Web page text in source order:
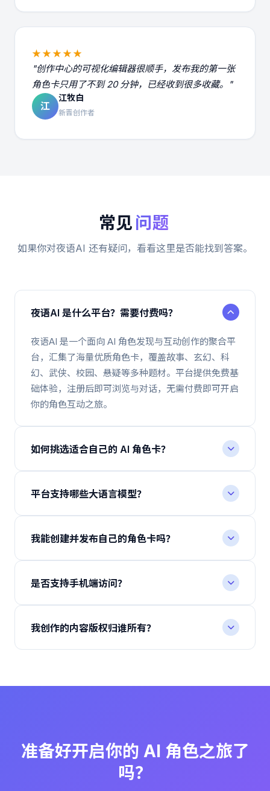
★★★★★
"创作中心的可视化编辑器很顺手，发布我的第一张
角色卡只用了不到 20 分钟，已经收到很多收藏。"
江
江牧白
新晋创作者
常见 问题
如果你对夜语AI 还有疑问，看看这里是否能找到答案。
夜语AI 是什么平台？需要付费吗？
夜语AI 是一个面向 AI 角色发现与互动创作的聚合平
台，汇集了海量优质角色卡，覆盖故事、玄幻、科
幻、武侠、校园、悬疑等多种题材。平台提供免费基
础体验，注册后即可浏览与对话，无需付费即可开启
你的角色互动之旅。
如何挑选适合自己的 AI 角色卡？
的题材分区（玄幻 / 校园 / 科幻 / 悬疑 等）进行筛
平台支持哪些大语言模型？
设定、对话场景与上下文长度自动匹配最合适的引
我能创建并发布自己的角色卡吗？
可设定人物背景、世界观、提示词与开场白。完成后
是否支持手机端访问？
三种访问方式，登录同一账号即可在任意设备之间无
我创作的内容版权归谁所有？
示与传播授权，详情请查看「服务条款」与「版权声
准备好开启你的 AI 角色之旅了
吗？